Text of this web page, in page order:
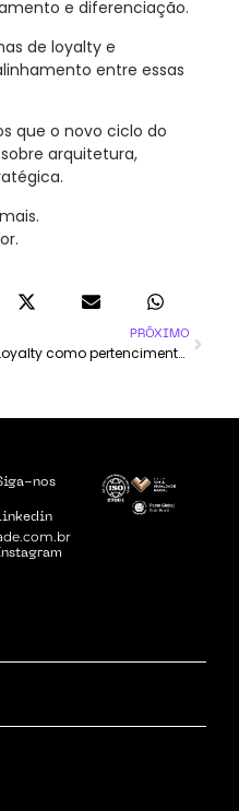
e diferenciação.
de loyalty e
entre essas
que o novo ciclo do
arquitetura,
PRÓXIMO
Loyalty como pertencimento: 6 sinais de que retenção já não é suficiente
nos